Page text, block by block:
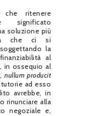
che ritenere
significato
soluzione più
che ci si
la
al
in ossequio al
nullum producit
ad esso
avrebbe, in
rinunciare alla
negoziale e,